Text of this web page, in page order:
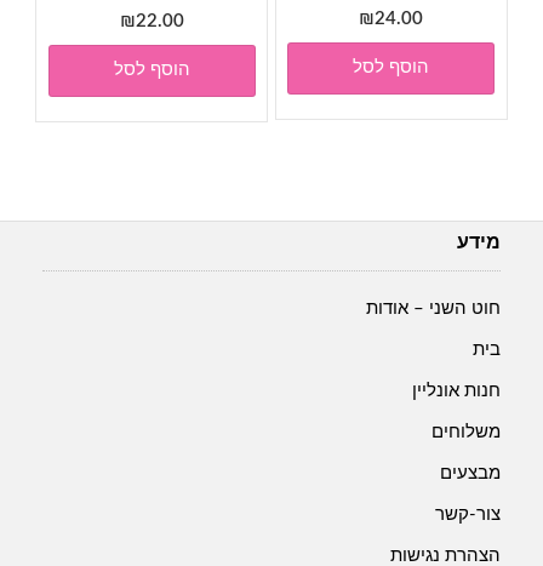
₪24.00
הוסף לסל
₪22.00
הוסף לסל
מידע
חוט השני – אודות
בית
חנות אונליין
משלוחים
מבצעים
צור-קשר
הצהרת נגישות